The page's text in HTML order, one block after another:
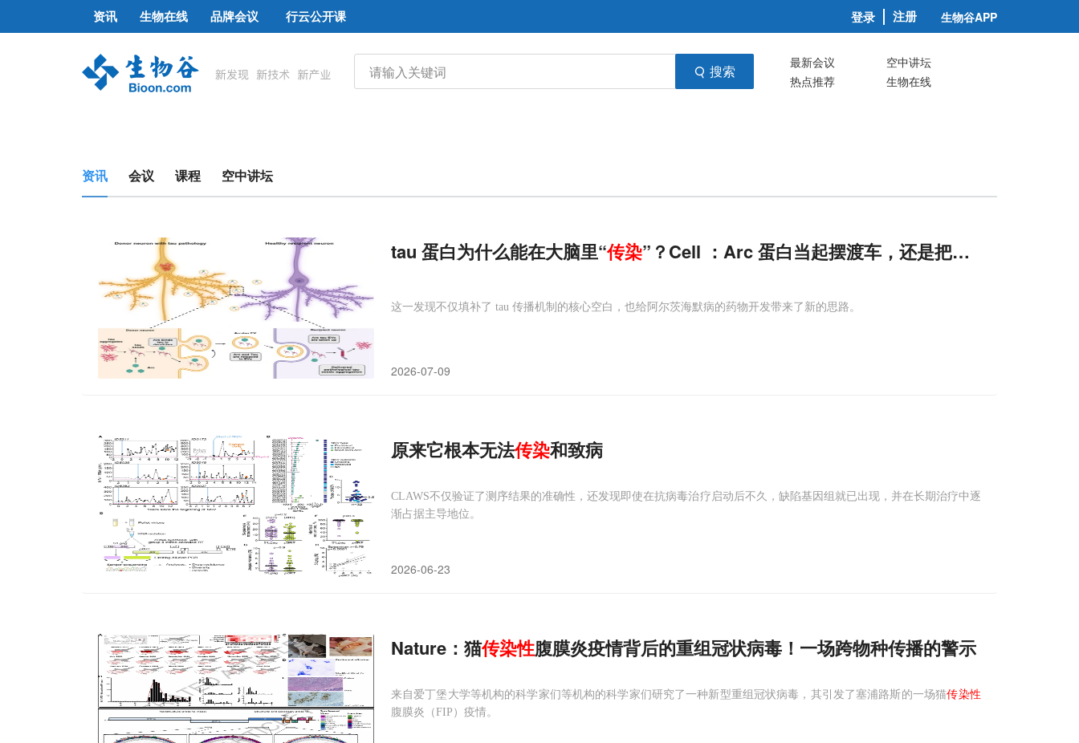
资讯 生物在线 品牌会议 行云公开课 登录 注册 生物谷APP
搜索 最新会议
空中讲坛
热点推荐
生物在线
资讯 会议 课程 空中讲坛
tau 蛋白为什么能在大脑里“传染”？Cell ：Arc 蛋白当起摆渡车，还是把双刃剑
这一发现不仅填补了 tau 传播机制的核心空白，也给阿尔茨海默病的药物开发带来了新的思路。
2026-07-09
原来它根本无法传染和致病
CLAWS不仅验证了测序结果的准确性，还发现即使在抗病毒治疗启动后不久，缺陷基因组就已出现，并在长期治疗中逐
渐占据主导地位。
2026-06-23
Nature：猫传染性腹膜炎疫情背后的重组冠状病毒！一场跨物种传播的警示
来自爱丁堡大学等机构的科学家们等机构的科学家们研究了一种新型重组冠状病毒，其引发了塞浦路斯的一场猫传染性
腹膜炎（FIP）疫情。